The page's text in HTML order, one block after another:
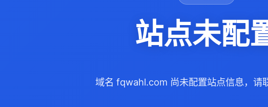
站点未配
域名 fqwahl.com 尚未配置站点信息，请